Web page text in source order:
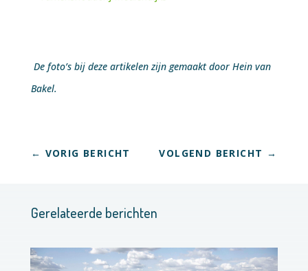
De foto’s bij deze artikelen zijn gemaakt door Hein van
Bakel.
← VORIG BERICHT VOLGEND BERICHT →
Gerelateerde berichten